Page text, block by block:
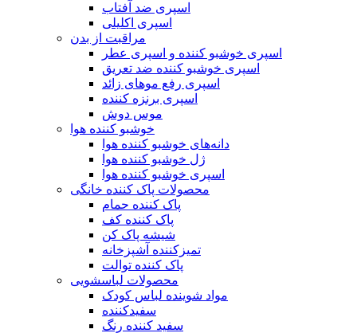
اسپری ضد آفتاب
اسپری اکلیلی
مراقبت از بدن
اسپری خوشبو کننده و اسپری عطر
اسپری خوشبو کننده ضد تعریق
اسپری رفع موهای زائد
اسپری برنزه کننده
موس دوش
خوشبو کننده هوا
دانه‌های خوشبو کننده هوا
ژل خوشبو کننده هوا
اسپری خوشبو کننده هوا
محصولات پاک کننده خانگی
پاک کننده حمام
پاک کننده کف
شیشه پاک کن
تمیزکننده آشپزخانه
پاک کننده توالت
محصولات لباسشویی
مواد شوینده لباس کودک
سفیدکننده
سفید کننده رنگ